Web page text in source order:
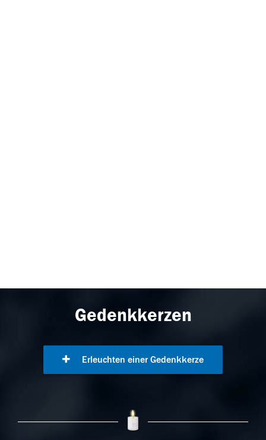
Gedenkkerzen
Erleuchten einer Gedenkkerze